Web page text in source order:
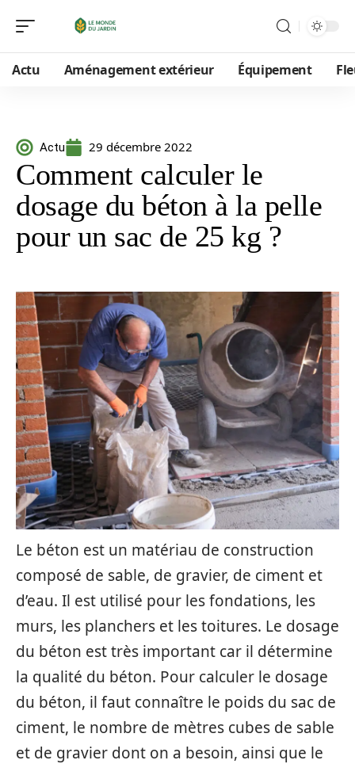
Actu Aménagement extérieur Équipement
Actu 29 décembre 2022
Comment calculer le
dosage du béton à la pelle
pour un sac de 25 kg ?
Le béton est un matériau de construction
composé de sable, de gravier, de ciment et
d’eau. Il est utilisé pour les fondations, les
murs, les planchers et les toitures. Le dosage
du béton est très important car il détermine
la qualité du béton. Pour calculer le dosage
du béton, il faut connaître le poids du sac de
ciment, le nombre de mètres cubes de sable
et de gravier dont on a besoin, ainsi que le